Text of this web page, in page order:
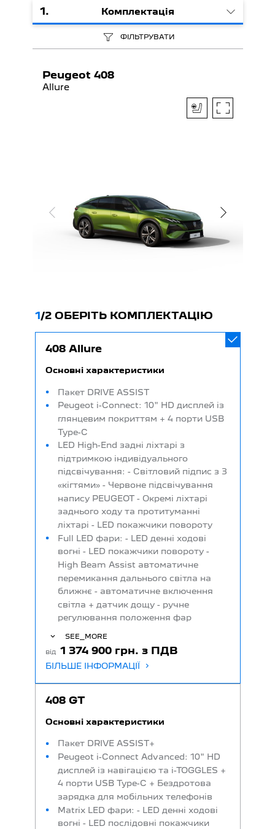
1. Комплектація
ФІЛЬТРУВАТИ
Peugeot 408
Allure
1/2 ОБЕРІТЬ КОМПЛЕКТАЦІЮ
408 Allure
Основні характеристики
Пакет DRIVE ASSIST
Peugeot i-Connect: 10" HD дисплей із
глянцевим покриттям + 4 порти USB
Type-C
LED High-End задні ліхтарі з
підтримкою індивідуального
підсвічування: - Світловий підпис з 3
«кігтями» - Червоне підсвічування
напису PEUGEOT - Окремі ліхтарі
заднього ходу та протитуманні
ліхтарі - LED покажчики повороту
Full LED фари: - LED денні ходові
вогні - LED покажчики повороту -
High Beam Assist автоматичне
перемикання дальнього світла на
ближнє - автоматичне включення
світла + датчик дощу - ручне
регулювання положення фар
SEE_MORE
від 1 374 900 грн. з ПДВ
БІЛЬШЕ ІНФОРМАЦІЇ
408 GT
Основні характеристики
Пакет DRIVE ASSIST+
Peugeot i-Connect Advanced: 10" HD
дисплей із навігацією та i-TOGGLES +
4 порти USB Type-C + Бездротова
зарядка для мобільних телефонів
Matrix LED фари: - LED денні ходові
вогні - LED послідовні покажчики